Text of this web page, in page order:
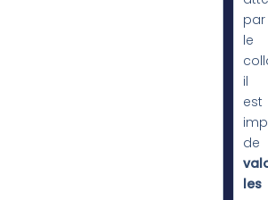
par
le
il
est
de
les